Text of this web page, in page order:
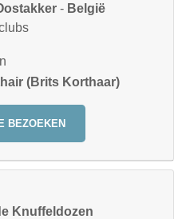
- België
(Brits Korthaar)
BEZOEKEN
Knuffeldozen